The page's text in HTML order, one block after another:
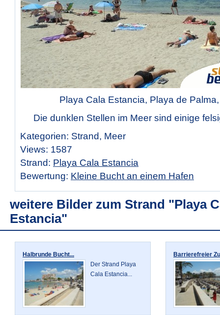
Playa Cala Estancia, Playa de
Die dunklen Stellen im Meer sind einige
Kategorien: Strand, Meer
Views: 1587
Strand: Playa Cala Estancia
Bewertung: Kleine Bucht an einem Hafen
weitere Bilder zum Strand "Playa
Estancia"
Halbrunde Bucht...
Der Strand Playa
Cala Estancia...
Barrierefreier